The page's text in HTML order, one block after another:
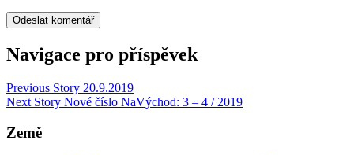
Navigace pro příspěvek
Previous Story 20.9.2019
Next Story Nové číslo NaVýchod: 3 – 4 / 2019
Země